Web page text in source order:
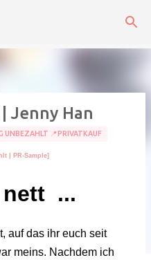
Jenny Han
UNBEZAHLT 📍PRIVATKAUF
| PR-Sample]
nett ...
auf das ihr euch seit
meins. Nachdem ich